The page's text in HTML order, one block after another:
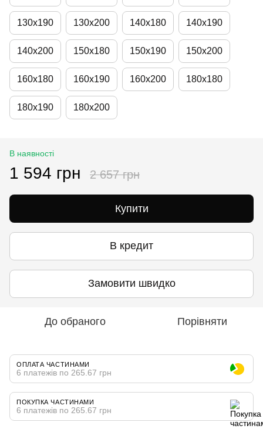
130х190 130х200 140х180 140х190
140х200 150х180 150х190 150х200
160х180 160х190 160х200 180х180
180х190 180х200
В наявності
1 594 грн 2 657 грн
Купити
В кредит
Замовити швидко
До обраного Порівняти
ОПЛАТА ЧАСТИНАМИ
6 платежів по 265.67 грн
ПОКУПКА ЧАСТИНАМИ
6 платежів по 265.67 грн